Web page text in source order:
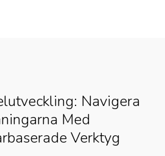
Navigera
Med
Verktyg